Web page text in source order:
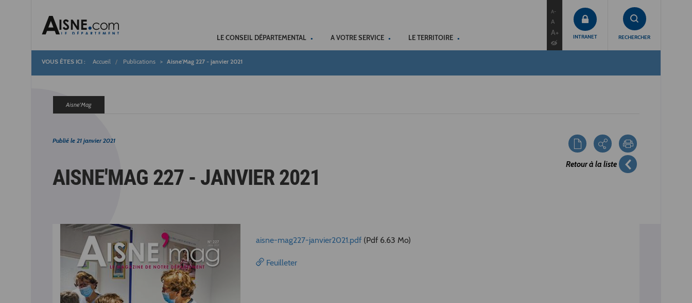
LE CONSEIL DÉPARTEMENTAL A VOTRE SERVICE LE TERRITOIRE
A-
A
A+ INTRANET RECHERCHER
Fil
d'Ariane
Accueil Publications Aisne'Mag 227 - janvier 2021
Aisne'Mag
Retour à la liste
Publié le 21 janvier 2021
AISNE'MAG 227 - JANVIER 2021
aisne-mag227-janvier2021.pdf (Pdf 6.63 Mo)
Feuilleter